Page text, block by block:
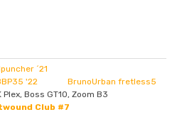
´21
'22 BrunoUrban fretless5
Plex, Boss GT10, Zoom B3
Club #7